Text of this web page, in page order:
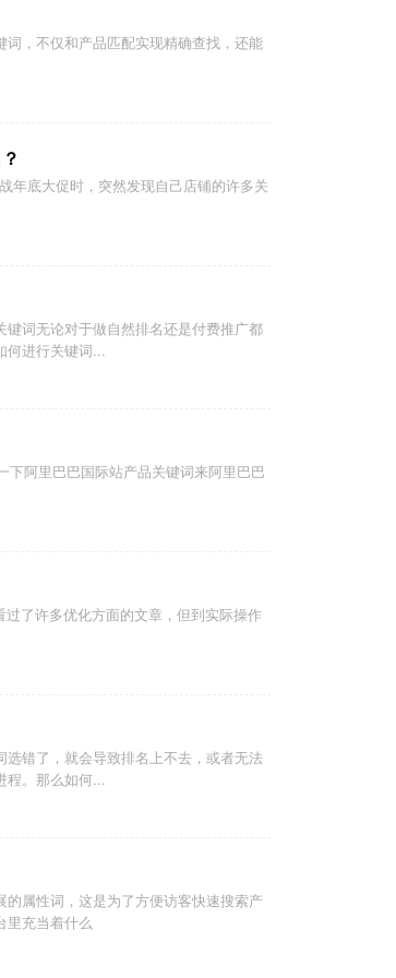
，不仅和产品匹配实现精确查找，还能
年底大促时，突然发现自己店铺的许多关
词无论对于做自然排名还是付费推广都
何进行关键词...
下阿里巴巴国际站产品关键词来阿里巴巴
了许多优化方面的文章，但到实际操作
错了，就会导致排名上不去，或者无法
程。那么如何...
属性词，这是为了方便访客快速搜索产
里充当着什么